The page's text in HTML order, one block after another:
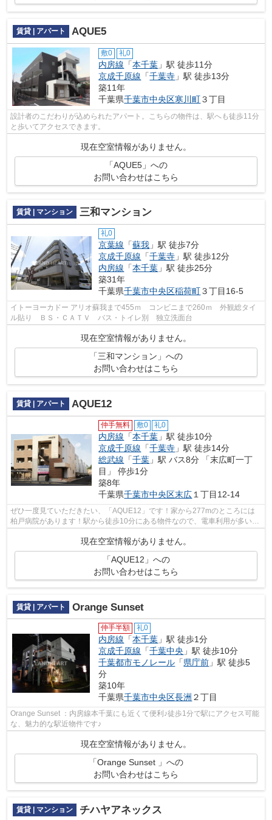
賃貸 | アパート AQUE5
敷0 礼0
内房線 「本千葉 」駅 徒歩11分
京成千原線 「千葉寺 」駅 徒歩13分
築11年
千葉県千葉市中央区寒川町３丁目
設計者のこだわりが込められたアパート。こちらの物件は、駅へも徒歩11分
と歩いてアクセスできます。
現在空室情報がありません。
「AQUE5」への
お問い合わせはこちら
賃貸 | マンション 三和マンション
礼0
京葉線 「蘇我 」駅 徒歩7分
京成千原線 「千葉寺 」駅 徒歩12分
内房線 「本千葉 」駅 徒歩25分
築31年
千葉県千葉市中央区稲荷町３丁目16-5
イトーヨーカドー アリオ蘇我まで455ｍ コンビニまで260ｍ 外観総タイ
ル貼り ＢＳ・ＣＡＴＶ バス・トイレ別 独立洗面台
現在空室情報がありません。
「三和マンション」への
お問い合わせはこちら
賃貸 | アパート AQUE12
仲手無料 敷0 礼0
内房線 「本千葉 」駅 徒歩10分
京成千原線 「千葉寺 」駅 徒歩14分
総武線 「千葉 」駅 バス8分 「末広町一丁
目」 停歩1分
築8年
千葉県千葉市中央区末広 １丁目12-14
ぜひ一度見ていただきたい、「AQUE12」です！家から277mのところには
柏戸病院があります！駅から徒歩10分にある物件なので、電車利用が多い方
にオススメです！駅まで平坦な場所に位置...
現在空室情報がありません。
「AQUE12」への
お問い合わせはこちら
賃貸 | アパート Orange Sunset
仲手半額 礼0
内房線 「本千葉 」駅 徒歩1分
京成千原線 「千葉中央 」駅 徒歩10分
千葉都市モノレール 「県庁前 」駅 徒歩5
分
築10年
千葉県千葉市中央区長洲 ２丁目
Orange Sunset ：内房線本千葉にも近くて便利♪徒歩1分で駅にアクセス可能
な、魅力的な駅近物件です♪
現在空室情報がありません。
「Orange Sunset 」への
お問い合わせはこちら
賃貸 | マンション チハヤアネックス